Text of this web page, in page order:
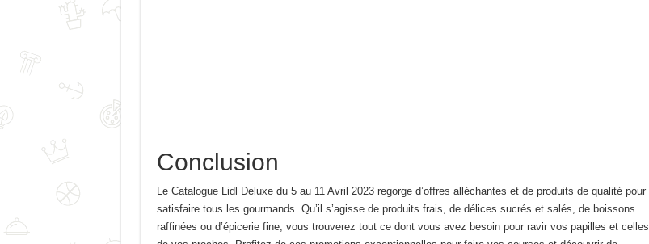
Conclusion
Le Catalogue Lidl Deluxe du 5 au 11 Avril 2023 regorge d’offres alléchantes et de produits de qualité pour
satisfaire tous les gourmands. Qu’il s’agisse de produits frais, de délices sucrés et salés, de boissons
raffinées ou d’épicerie fine, vous trouverez tout ce dont vous avez besoin pour ravir vos papilles et celles